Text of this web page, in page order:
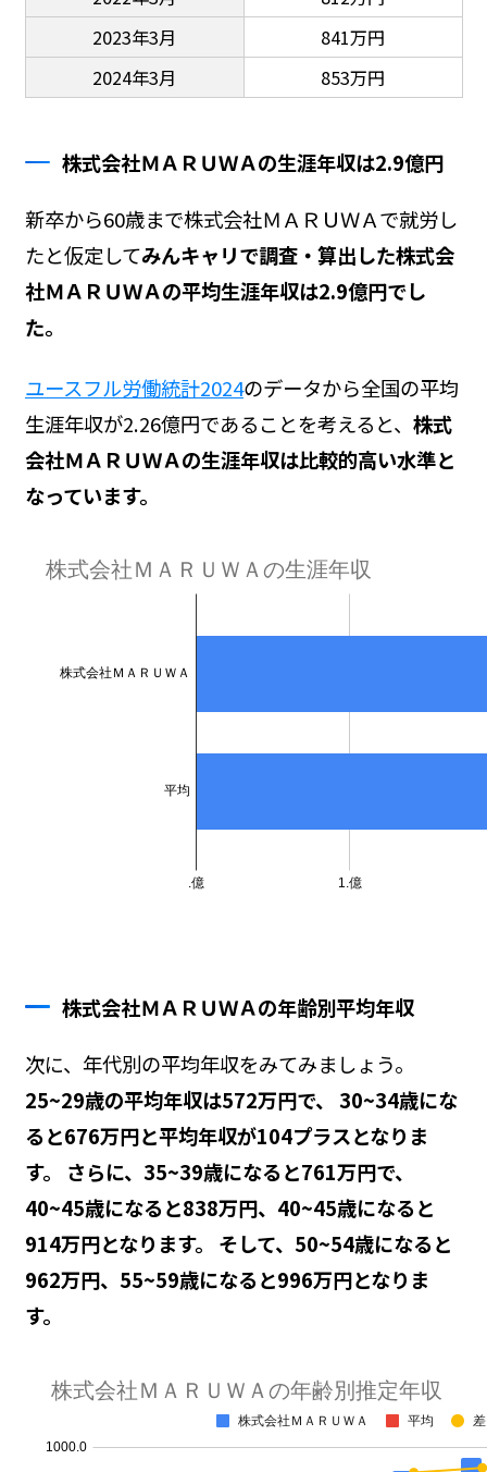
2023年3月
841万円
2024年3月
853万円
株式会社ＭＡＲＵＷＡの生涯年収は2.9億円
新卒から60歳まで株式会社ＭＡＲＵＷＡで就労し
たと仮定してみんキャリで調査・算出した株式会
社ＭＡＲＵＷＡの平均生涯年収は2.9億円でし
た。
ユースフル労働統計2024のデータから全国の平均
生涯年収が2.26億円であることを考えると、 株式
会社ＭＡＲＵＷＡの生涯年収は比較的高い水準と
なっています。
株式会社ＭＡＲＵＷＡの年齢別平均年収
次に、年代別の平均年収をみてみましょう。
25~29歳の平均年収は572万円で、 30~34歳にな
ると676万円と平均年収が104プラスとなりま
す。 さらに、35~39歳になると761万円で、
40~45歳になると838万円、40~45歳になると
914万円となります。 そして、50~54歳になると
962万円、55~59歳になると996万円となりま
す。